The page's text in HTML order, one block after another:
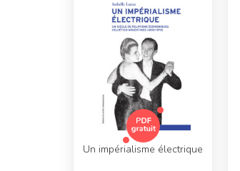
Un impérialisme électrique